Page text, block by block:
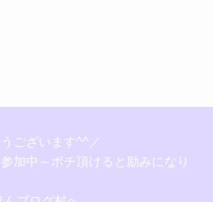
ございます^^／
加中～ポチ頂けると励みになり